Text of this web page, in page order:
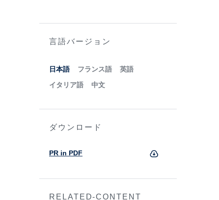
言語バージョン
日本語 フランス語
英語
イタリア語
中文
ダウンロード
PR in PDF
RELATED-CONTENT